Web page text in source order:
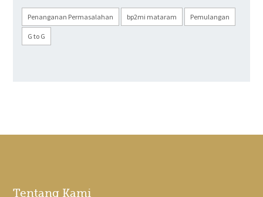
Penanganan Permasalahan bp2mi mataram Pemulangan
G to G
Tentang Kami